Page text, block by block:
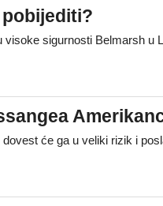
sigurnosti Belmarsh u
će ga u veliki rizik i